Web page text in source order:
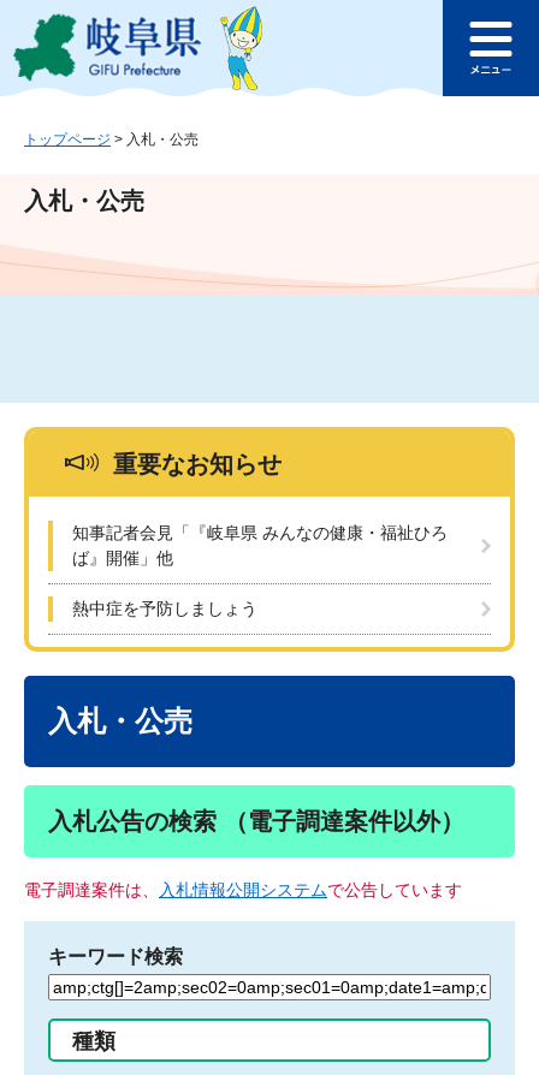
ジ
ュ
文
このページの本文へ
ュ
トップページ > 入札・公売
入札・公売
重要なお知らせ
知事記者会見「『岐阜県 みんなの健康・福祉ひろ
ば』開催」他
熱中症を予防しましょう
入札・公売
入札公告の検索 （電子調達案件以外）
電子調達案件は、 入札情報公開システムで公告しています
キーワード検索
検
る
種類